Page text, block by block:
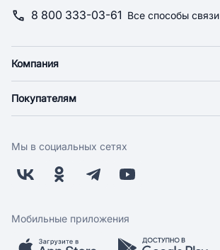
8 800 333-03-61 Все способы связи
Компания
Новости
Поставщикам
Заводчикам
Обратная связь
Покупателям
Оплата
Бонусная программа
Скидки и акции
Мы в социальных сетях
Мобильные приложения